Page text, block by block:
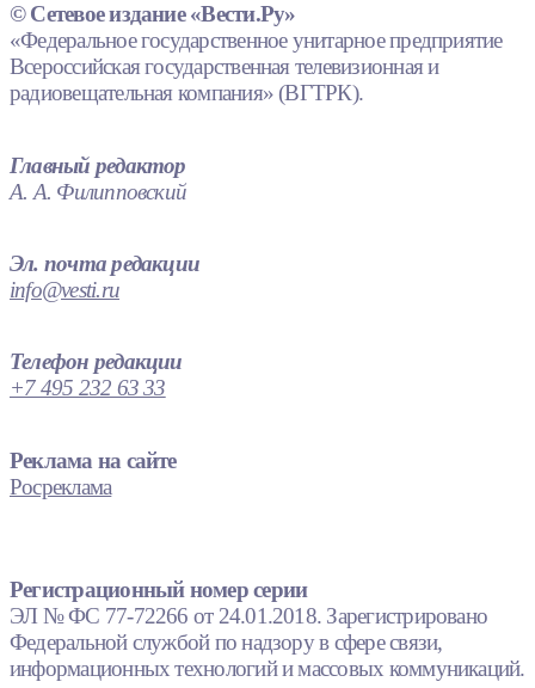
© Сетевое издание «Вести.Ру»
«Федеральное государственное унитарное предприятие
Всероссийская государственная телевизионная и
радиовещательная компания» (ВГТРК).
Главный редактор
А. А. Филипповский
Эл. почта редакции
info@vesti.ru
Телефон редакции
+7 495 232 63 33
Реклама на сайте
Росреклама
Регистрационный номер серии
ЭЛ № ФС 77-72266 от 24.01.2018. Зарегистрировано
Федеральной службой по надзору в сфере связи,
информационных технологий и массовых коммуникаций.